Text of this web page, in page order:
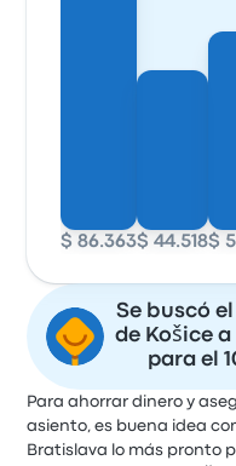
$ 86.363$ 44.518$
Se buscó
de Košice
para el
Para ahorrar dinero y
asiento, es buena idea
Bratislava lo más pronto